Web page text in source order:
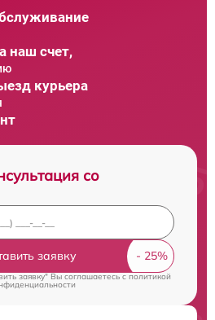
наш счет,
курьера
со
заявку
заявку" Вы соглашаетесь cполитикой